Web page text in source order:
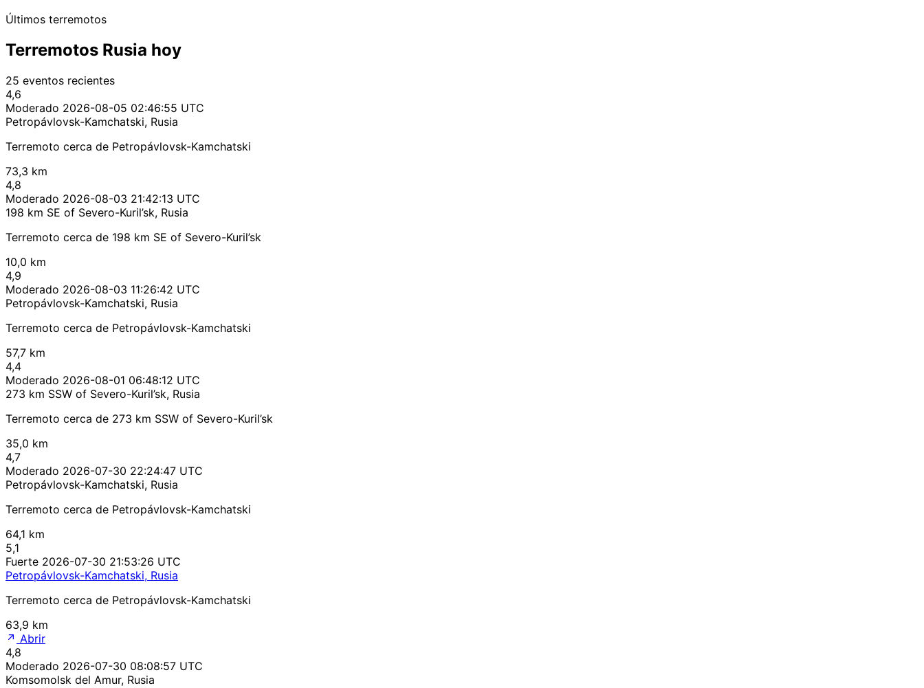
Últimos terremotos
Terremotos Rusia hoy
25 eventos recientes
4,6
Moderado 2026-08-05 02:46:55 UTC
Petropávlovsk-Kamchatski, Rusia
Terremoto cerca de Petropávlovsk-Kamchatski
73,3 km
4,8
Moderado 2026-08-03 21:42:13 UTC
198 km SE of Severo-Kuril’sk, Rusia
Terremoto cerca de 198 km SE of Severo-Kuril’sk
10,0 km
4,9
Moderado 2026-08-03 11:26:42 UTC
Petropávlovsk-Kamchatski, Rusia
Terremoto cerca de Petropávlovsk-Kamchatski
57,7 km
4,4
Moderado 2026-08-01 06:48:12 UTC
273 km SSW of Severo-Kuril’sk, Rusia
Terremoto cerca de 273 km SSW of Severo-Kuril’sk
35,0 km
4,7
Moderado 2026-07-30 22:24:47 UTC
Petropávlovsk-Kamchatski, Rusia
Terremoto cerca de Petropávlovsk-Kamchatski
64,1 km
5,1
Fuerte 2026-07-30 21:53:26 UTC
Petropávlovsk-Kamchatski, Rusia
Terremoto cerca de Petropávlovsk-Kamchatski
63,9 km
Abrir
4,8
Moderado 2026-07-30 08:08:57 UTC
Komsomolsk del Amur, Rusia